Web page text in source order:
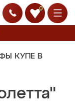
0
КУПЕ В